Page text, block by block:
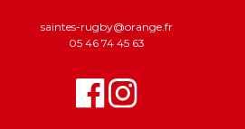
saintes-rugby@orange.fr
05 46 74 45 63